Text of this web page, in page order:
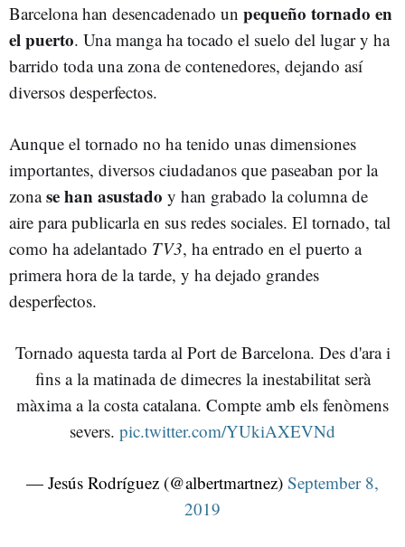
Barcelona han desencadenado un pequeño tornado en
el puerto. Una manga ha tocado el suelo del lugar y ha
barrido toda una zona de contenedores, dejando así
diversos desperfectos.
Aunque el tornado no ha tenido unas dimensiones
importantes, diversos ciudadanos que paseaban por la
zonase han asustado y han grabado la columna de
aire para publicarla en sus redes sociales. El tornado, tal
como ha adelantado TV3, ha entrado en el puerto a
primera hora de la tarde, y ha dejado grandes
desperfectos.
Tornado aquesta tarda al Port de Barcelona. Des d'ara i
fins a la matinada de dimecres la inestabilitat serà
màxima a la costa catalana. Compte amb els fenòmens
severs. pic.twitter.com/YUkiAXEVNd
— Jesús Rodríguez (@albertmartnez) September 8,
2019